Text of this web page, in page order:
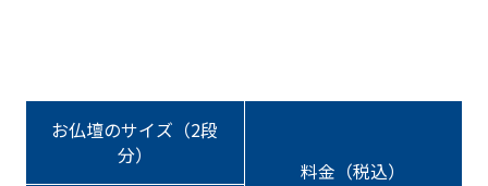
お仏壇のサイズ（2段
分）
料金（税込）